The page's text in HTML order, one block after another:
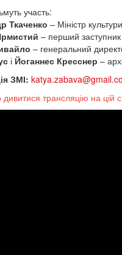
участь:
Ткаченко – Міністр
– перший заступник
– генеральний
і Йоганнес Кресснер –
ЗМІ:
трансляцію на цій